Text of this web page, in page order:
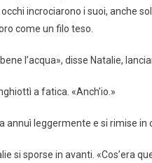
incrociarono i suoi, anche
come un filo teso.
l’acqua», disse Natalie,
a fatica. «Anch’io.»
annuì leggermente e si rimise in
si sporse in avanti. «Cos’era